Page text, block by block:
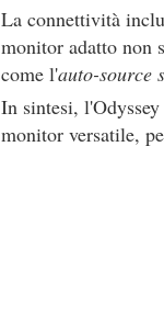
La connettività
monitor adatto non
come l'auto-source
In sintesi,
monitor versatile,